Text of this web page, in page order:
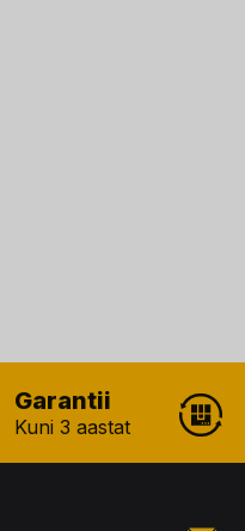
Garantii
Kuni 3 aastat